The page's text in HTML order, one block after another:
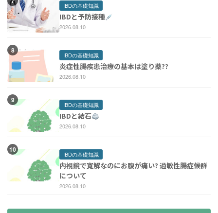
IBDの基礎知識
IBDと予防接種
2026.08.10
IBDの基礎知識
炎症性腸疾患治療の基本は塗り薬??
2026.08.10
IBDの基礎知識
IBDと結石
2026.08.10
IBDの基礎知識
内視鏡で寛解なのにお腹が痛い? 過敏性腸症候群
について
2026.08.10